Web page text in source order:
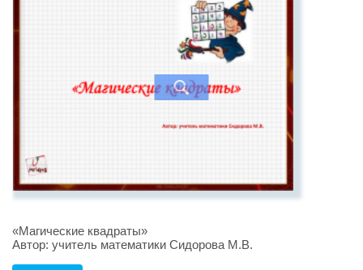
«Магические квадраты»
Автор: учитель математики Сидорова М.В.